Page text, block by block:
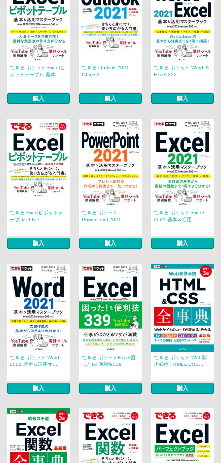
できる ポケット Excelピ
ボットテーブル 基本...
購入
できる Outlook 2021
Office 2...
購入
できる ポケット Word ＆
Excel 202...
購入
できる Excelピボットテ
ーブル Office ...
購入
できる ポケット
PowerPoint 2021 ...
購入
できる ポケット Excel
2021 基本＆活用...
購入
できる ポケット Word
2021 基本＆活用マ...
購入
できる ポケットExcel困
った!＆便利技339
購入
できる ポケット Web制
作必携 HTML＆CSS...
購入